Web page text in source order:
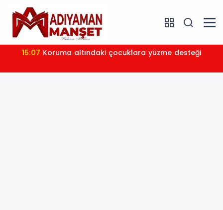
15:07 Koruma altındaki çocuklara yüzme desteği